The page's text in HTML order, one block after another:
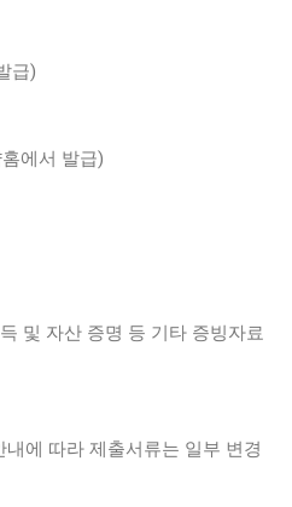
급)
에서 발급)
및 자산 증명 등 기타 증빙자료
에 따라 제출서류는 일부 변경